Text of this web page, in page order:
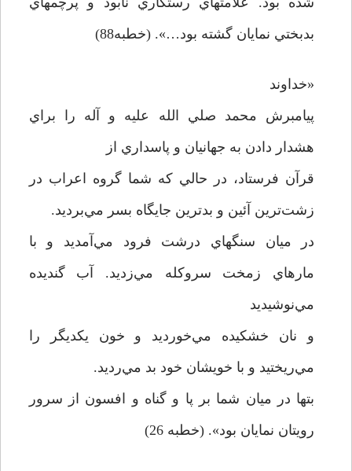
بدبختي نمايان گشته بود…». (خطبه88)
«خداوند
پيامبرش محمد صلي الله عليه و آله را براي
هشدار دادن به جهانيان و پاسداري از
قرآن فرستاد، در حالي که شما گروه اعراب در
زشت‌ترين آئين و بدترين جايگاه بسر مي‌برديد.
در ميان سنگهاي درشت فرود مي‌آمديد و با
مارهاي زمخت سروکله مي‌زديد. آب گنديده
مي‌نوشيديد
و نان خشکيده مي‌خورديد و خون يکديگر را
مي‌ريختيد و با خويشان خود بد مي‌رديد.
بتها در ميان شما بر پا و گناه و افسون از سرور
رويتان نمايان بود». (خطبه 26)